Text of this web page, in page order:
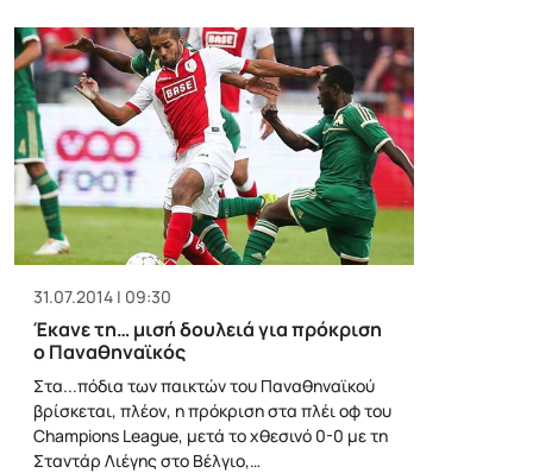
31.07.2014 | 09:30
Έκανε τη… μισή δουλειά για πρόκριση
ο Παναθηναϊκός
Στα...πόδια των παικτών του Παναθηναϊκού
βρίσκεται, πλέον, η πρόκριση στα πλέι οφ του
Champions League, μετά το χθεσινό 0-0 με τη
Σταντάρ Λιέγης στο Βέλγιο,…